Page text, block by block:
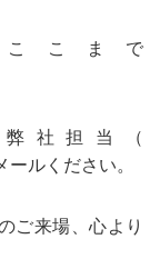
こまで
社担当（
ールください。
心より